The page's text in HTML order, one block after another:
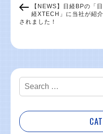
【NEWS】日経BPの「日
経XTECH」に当社が紹介
されました！